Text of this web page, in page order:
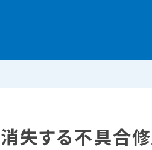
消失する不具合